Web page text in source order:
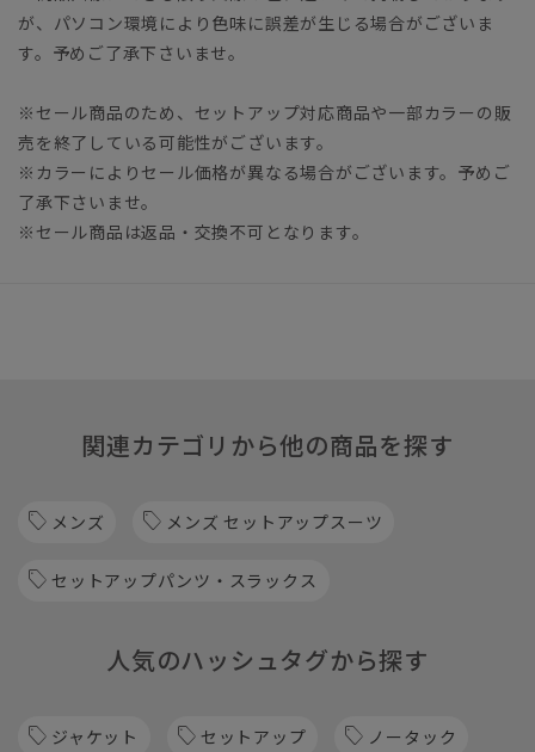
が、パソコン環境により色味に誤差が生じる場合がございま
す。予めご了承下さいませ。
※セール商品のため、セットアップ対応商品や一部カラーの販
売を終了している可能性がございます。
※カラーによりセール価格が異なる場合がございます。予めご
了承下さいませ。
※セール商品は返品・交換不可となります。
関連カテゴリから他の商品を探す
メンズ メンズ セットアップスーツ
セットアップパンツ・スラックス
人気のハッシュタグから探す
ジャケット セットアップ ノータック